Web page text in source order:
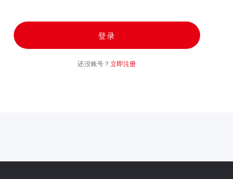
登录
还没账号？ 立即注册